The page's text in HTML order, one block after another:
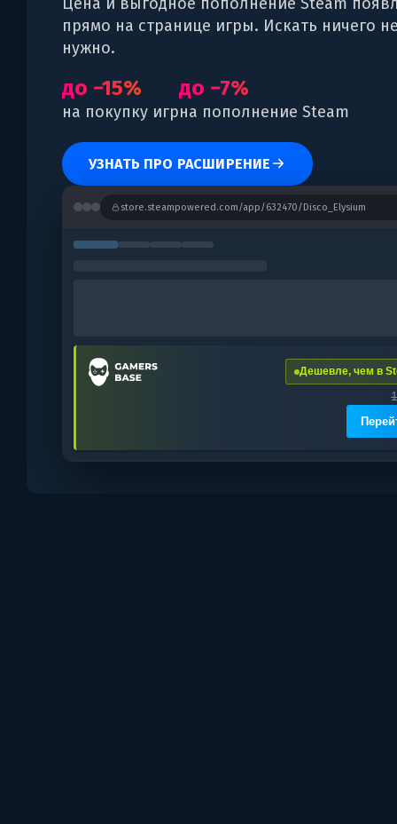
прямо на странице игры. Искать ничего
нужно.
до −15%
на покупку игр
до −7%
на пополнение Steam
УЗНАТЬ ПРО РАСШИРЕНИЕ
store.steampowered.com/app/632470/Disco_Elysium
Дешевле, чем в